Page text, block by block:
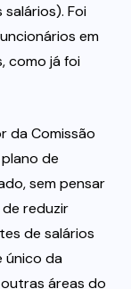
Foi
em
como já foi
da Comissão
de
sem pensar
reduzir
de salários
único da
áreas do